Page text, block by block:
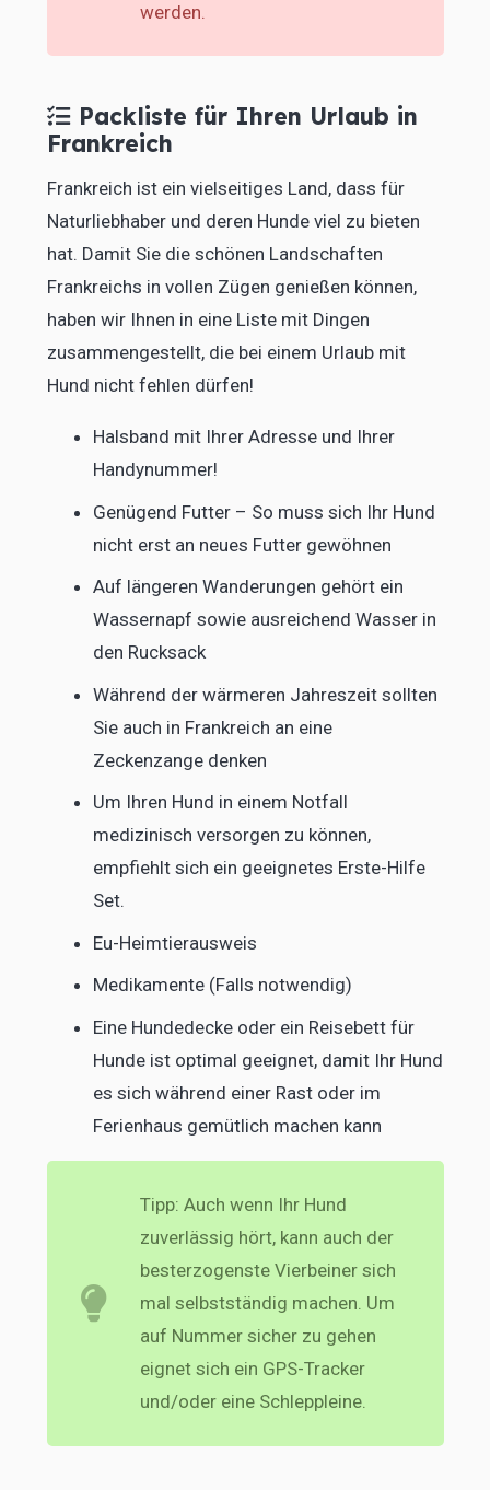
werden.
Packliste für Ihren Urlaub in
Frankreich
Frankreich ist ein vielseitiges Land, dass für
Naturliebhaber und deren Hunde viel zu bieten
hat. Damit Sie die schönen Landschaften
Frankreichs in vollen Zügen genießen können,
haben wir Ihnen in eine Liste mit Dingen
zusammengestellt, die bei einem Urlaub mit
Hund nicht fehlen dürfen!
Halsband mit Ihrer Adresse und Ihrer
Handynummer!
Genügend Futter – So muss sich Ihr Hund
nicht erst an neues Futter gewöhnen
Auf längeren Wanderungen gehört ein
Wassernapf sowie ausreichend Wasser in
den Rucksack
Während der wärmeren Jahreszeit sollten
Sie auch in Frankreich an eine
Zeckenzange denken
Um Ihren Hund in einem Notfall
medizinisch versorgen zu können,
empfiehlt sich ein geeignetes Erste-Hilfe
Set.
Eu-Heimtierausweis
Medikamente (Falls notwendig)
Eine Hundedecke oder ein Reisebett für
Hunde ist optimal geeignet, damit Ihr Hund
es sich während einer Rast oder im
Ferienhaus gemütlich machen kann
Tipp: Auch wenn Ihr Hund
zuverlässig hört, kann auch der
besterzogenste Vierbeiner sich
mal selbstständig machen. Um
auf Nummer sicher zu gehen
eignet sich ein GPS-Tracker
und/oder eine Schleppleine.